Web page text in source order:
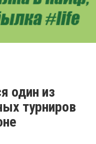
один из
турниров